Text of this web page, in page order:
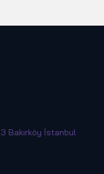
Bakırköy İstanbul